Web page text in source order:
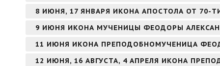
8 ИЮНЯ, 17 ЯНВАРЯ ИКОНА АПОСТОЛА ОТ 70-
9 ИЮНЯ ИКОНА МУЧЕНИЦЫ ФЕОДОРЫ
11 ИЮНЯ ИКОНА ПРЕПОДОБНОМУЧЕНИЦА
12 ИЮНЯ, 16 АВГУСТА, 4 АПРЕЛЯ ИКОНА